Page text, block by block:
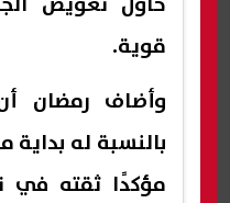
قوية.
وأضاف رمضان
بالنسبة له بداية
مؤكدًا ثقته في